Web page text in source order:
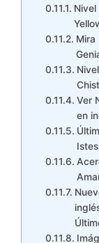
Nivel
Mira
Ver
en